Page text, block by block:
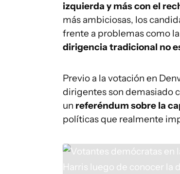
izquierda y más con el
más ambiciosas, los
frente a problemas como
dirigencia tradicional no
Previo a la votación en
dirigentes son demasiado
un referéndum sobre la
políticas que realmente